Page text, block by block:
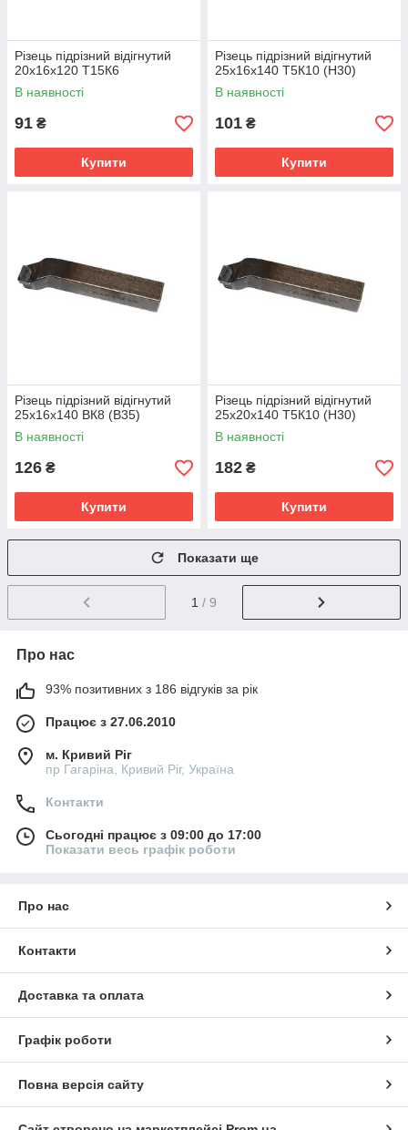
Різець підрізний відігнутий
20х16х120 Т15К6
В наявності
91 ₴
Купити
Різець підрізний відігнутий
25х16х140 Т5К10 (Н30)
В наявності
101 ₴
Купити
Різець підрізний відігнутий
25х16х140 ВК8 (В35)
В наявності
126 ₴
Купити
Різець підрізний відігнутий
25х20х140 Т5К10 (Н30)
В наявності
182 ₴
Купити
Показати ще
1 / 9
Про нас
93% позитивних з 186 відгуків за рік
Працює з 27.06.2010
м. Кривий Ріг
пр Гагаріна, Кривий Ріг, Україна
Контакти
Сьогодні працює з 09:00 до 17:00
Показати весь графік роботи
Про нас
Контакти
Доставка та оплата
Графік роботи
Повна версія сайту